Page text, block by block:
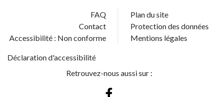
FAQ
Contact
Accessibilité : Non conforme
Plan du site
Protection des données
Mentions légales
Déclaration d'accessibilité
Retrouvez-nous aussi sur :